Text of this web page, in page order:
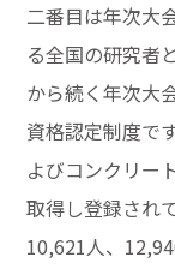
二番目は年次大
る全国の研究者
から続く年次大
資格認定制度で
よびコンクリー
取得し登録され
10,621人、